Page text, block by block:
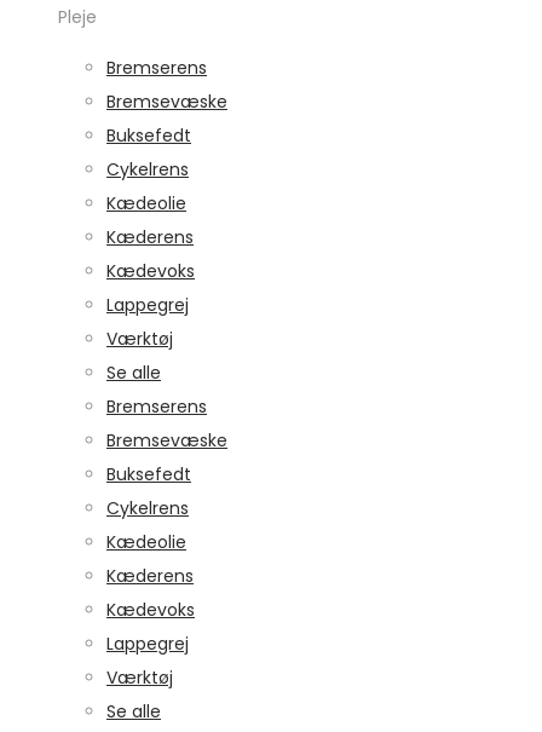
Pleje
Bremserens
Bremsevæske
Buksefedt
Cykelrens
Kædeolie
Kæderens
Kædevoks
Lappegrej
Værktøj
Se alle
Bremserens
Bremsevæske
Buksefedt
Cykelrens
Kædeolie
Kæderens
Kædevoks
Lappegrej
Værktøj
Se alle